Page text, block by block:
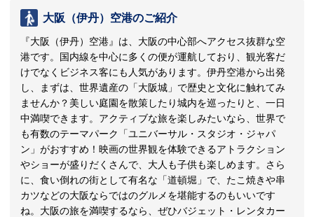
大阪（伊丹）空港のご紹介
『大阪（伊丹）空港』は、大阪の中心部へアクセス抜群な空
港です。国内線を中心に多くの便が運航しており、観光客だ
けでなくビジネス客にも人気があります。伊丹空港から出発
し、まずは、世界遺産の「大阪城」で歴史と文化に触れてみ
ませんか？美しい庭園を散策したり城内を巡ったりと、一日
中満喫できます。アクティブな旅を楽しみたいなら、世界で
も有数のテーマパーク「ユニバーサル・スタジオ・ジャパ
ン」がおすすめ！映画の世界観を体験できるアトラクション
やショーが盛りだくさんで、大人も子供も楽しめます。さら
に、食い倒れの街として有名な「道頓堀」で、たこ焼きや串
カツなどの大阪ならではのグルメを堪能するのもいいです
ね。大阪の旅を満喫するなら、ぜひバジェット・レンタカー